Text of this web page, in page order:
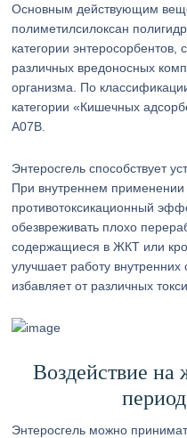
Основным действующим
полиметилсилоксан
категории энтеросорбентов,
различных вредоносных
организма. По
категории «Кишечных
А07В.
Энтеросгель способствует
При внутреннем применении
противотоксикационный
обезвреживать плохо
содержащиеся в ЖКТ или
улучшает работу внутренних
избавляет от различных
Воздействие на
Энтеросгель можно